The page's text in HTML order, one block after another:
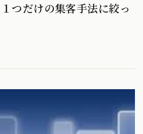
つだけの集客手法に絞っ